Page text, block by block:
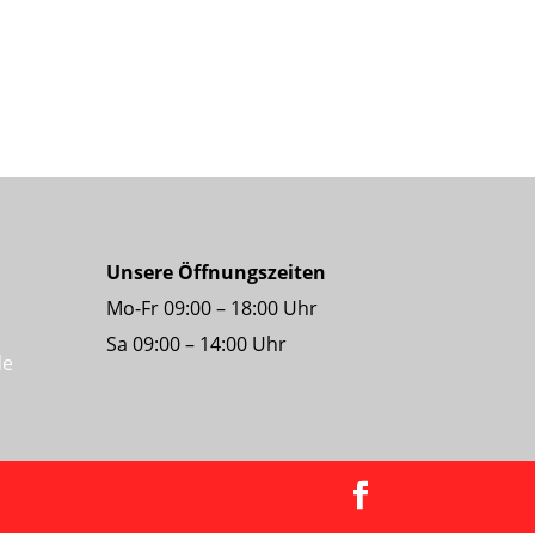
Unsere Öffnungszeiten
Mo-Fr 09:00 – 18:00 Uhr
Sa 09:00 – 14:00 Uhr